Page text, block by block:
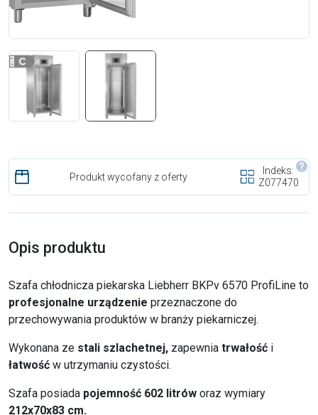
Produkt wycofany z oferty
Indeks:
Z077470
Opis produktu
Szafa chłodnicza piekarska Liebherr BKPv 6570 ProfiLine to
profesjonalne urządzenie przeznaczone do
przechowywania produktów w branży piekarniczej.
Wykonana ze stali szlachetnej, zapewnia trwałość i
łatwość w utrzymaniu czystości.
Szafa posiada pojemność 602 litrów oraz wymiary
212x70x83 cm.